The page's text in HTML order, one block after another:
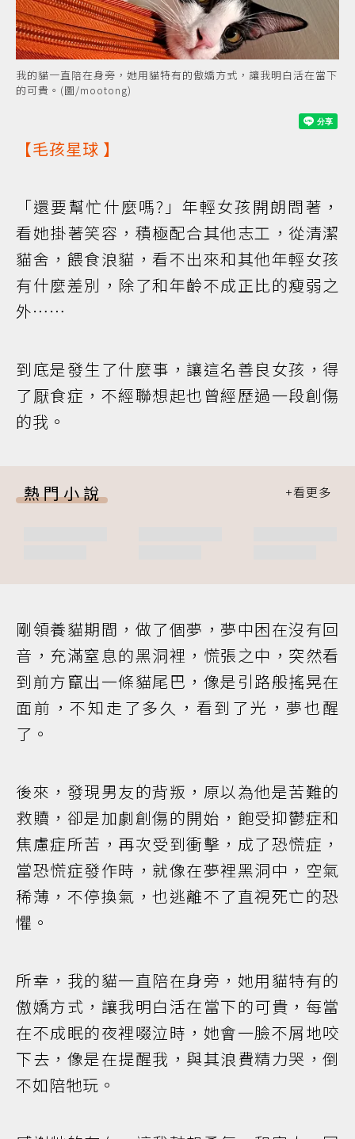
我的貓一直陪在身旁，她用貓特有的傲嬌方式，讓我明白活在當下
的可貴。(圖/mootong)
【毛孩星球 】
「還要幫忙什麼嗎?」年輕女孩開朗問著，
看她掛著笑容，積極配合其他志工，從清潔
貓舍，餵食浪貓，看不出來和其他年輕女孩
有什麼差別，除了和年齡不成正比的瘦弱之
外⋯⋯
到底是發生了什麼事，讓這名善良女孩，得
了厭食症，不經聯想起也曾經歷過一段創傷
的我。
熱門小說
剛領養貓期間，做了個夢，夢中困在沒有回
音，充滿窒息的黑洞裡，慌張之中，突然看
到前方竄出一條貓尾巴，像是引路般搖晃在
面前，不知走了多久，看到了光，夢也醒
了。
後來，發現男友的背叛，原以為他是苦難的
救贖，卻是加劇創傷的開始，飽受抑鬱症和
焦慮症所苦，再次受到衝擊，成了恐慌症，
當恐慌症發作時，就像在夢裡黑洞中，空氣
稀薄，不停換氣，也逃離不了直視死亡的恐
懼。
所幸，我的貓一直陪在身旁，她用貓特有的
傲嬌方式，讓我明白活在當下的可貴，每當
在不成眠的夜裡啜泣時，她會一臉不屑地咬
下去，像是在提醒我，與其浪費精力哭，倒
不如陪牠玩。